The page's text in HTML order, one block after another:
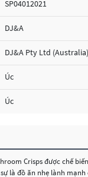
SP04012021
DJ&A
DJ&A Pty Ltd
Úc
Úc
Crisps được chế
là đồ ăn nhẹ lành